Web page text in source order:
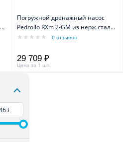
Погружной дренажный насос
Pedrollo RXm 2-GM из нерж.стали
с магнитным поплавком каб.5м
0 отзывов
29 709 ₽
Цена за 1 шт.